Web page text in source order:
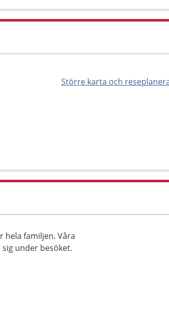
Större karta och
hela familjen. Våra
under besöket.